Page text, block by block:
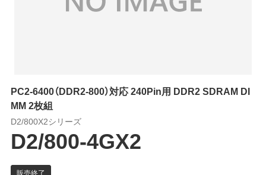
PC2-6400（DDR2-800）対応 240Pin用 DDR2 SDRAM DI
MM 2枚組
D2/800X2シリーズ
D2/800-4GX2